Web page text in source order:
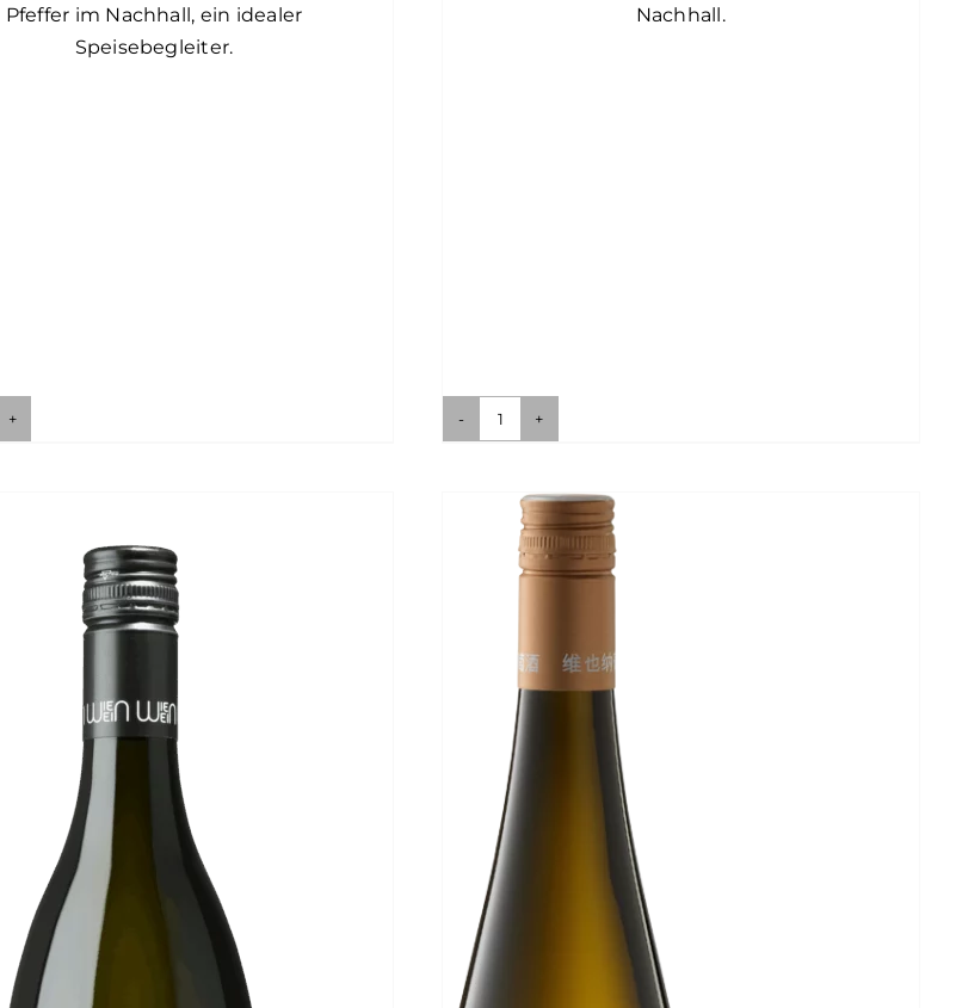
Pfeffer im Nachhall, ein idealer
Speisebegleiter.
Nachhall.
Menge